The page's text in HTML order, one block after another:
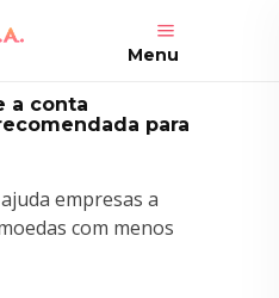
Menu
a conta
para
empresas a
com menos